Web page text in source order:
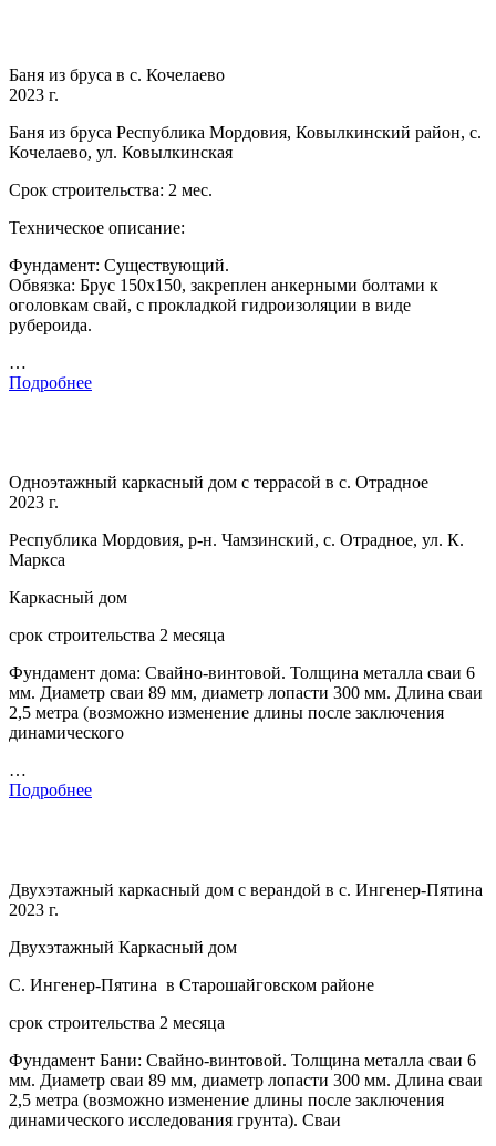
Баня из бруса в с. Кочелаево
2023 г.
Баня из бруса Республика Мордовия, Ковылкинский район, с.
Кочелаево, ул. Ковылкинская
Срок строительства: 2 мес.
Техническое описание:
Фундамент: Существующий.
Обвязка: Брус 150х150, закреплен анкерными болтами к
оголовкам свай, с прокладкой гидроизоляции в виде
рубероида.
…
Подробнее
Одноэтажный каркасный дом с террасой в с. Отрадное
2023 г.
Республика Мордовия, р-н. Чамзинский, с. Отрадное, ул. К.
Маркса
Каркасный дом
срок строительства 2 месяца
Фундамент дома: Свайно-винтовой. Толщина металла сваи 6
мм. Диаметр сваи 89 мм, диаметр лопасти 300 мм. Длина сваи
2,5 метра (возможно изменение длины после заключения
динамического
…
Подробнее
Двухэтажный каркасный дом с верандой в с. Ингенер-Пятина
2023 г.
Двухэтажный Каркасный дом
С. Ингенер-Пятина в Старошайговском районе
срок строительства 2 месяца
Фундамент Бани: Свайно-винтовой. Толщина металла сваи 6
мм. Диаметр сваи 89 мм, диаметр лопасти 300 мм. Длина сваи
2,5 метра (возможно изменение длины после заключения
динамического исследования грунта). Сваи